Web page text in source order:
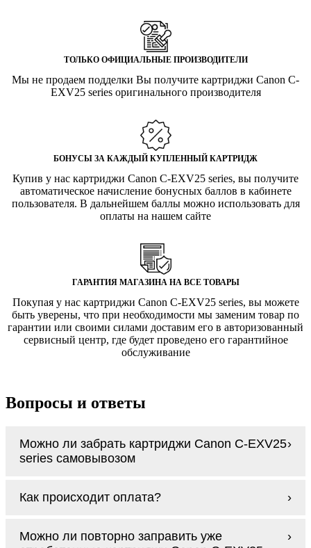
ТОЛЬКО ОФИЦИАЛЬНЫЕ ПРОИЗВОДИТЕЛИ
Мы не продаем подделки Вы получите картриджи Canon C-
EXV25 series оригинального производителя
БОНУСЫ ЗА КАЖДЫЙ КУПЛЕННЫЙ КАРТРИДЖ
Купив у нас картриджи Canon C-EXV25 series, вы получите
автоматическое начисление бонусных баллов в кабинете
пользователя. В дальнейшем баллы можно использовать для
оплаты на нашем сайте
ГАРАНТИЯ МАГАЗИНА НА ВСЕ ТОВАРЫ
Покупая у нас картриджи Canon C-EXV25 series, вы можете
быть уверены, что при необходимости мы заменим товар по
гарантии или своими силами доставим его в авторизованный
сервисный центр, где будет проведено его гарантийное
обслуживание
Вопросы и ответы
Можно ли забрать картриджи Canon C-EXV25
series самовывозом
доставим заказ и сделаем это бесплатно
доставляем Вам картриджи Canon C-EXV25
Как происходит оплата?
series наличными курьеру при получении
Можно ли повторно заправить уже